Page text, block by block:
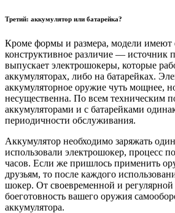
Третий: аккумулятор или батарейка?
Кроме формы и размера, модели имеют
конструктивное различие — источник
выпускает электрошокеры, которые
аккумуляторах, либо на батарейках.
аккумуляторное оружие чуть мощнее,
несущественна. По всем техническим
аккумуляторами и с батарейками
периодичности обслуживания.
Аккумулятор необходимо заряжать
использовали электрошокер, процесс
часов. Если же пришлось применить
друзьям, то после каждого
шокер. От своевременной и регулярной
боеготовность вашего оружия
аккумулятора.